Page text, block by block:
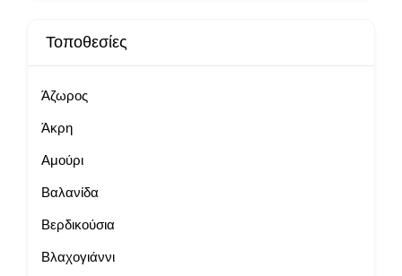
Τοποθεσίες
Άζωρος
Άκρη
Αμούρι
Βαλανίδα
Βερδικούσια
Βλαχογιάννι